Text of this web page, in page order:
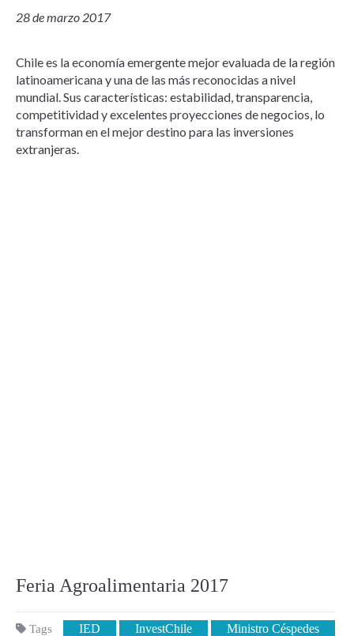
28 de marzo 2017
Chile es la economía emergente mejor evaluada de la región
latinoamericana y una de las más reconocidas a nivel
mundial. Sus características: estabilidad, transparencia,
competitividad y excelentes proyecciones de negocios, lo
transforman en el mejor destino para las inversiones
extranjeras.
Feria Agroalimentaria 2017
Tags IED InvestChile Ministro Céspedes